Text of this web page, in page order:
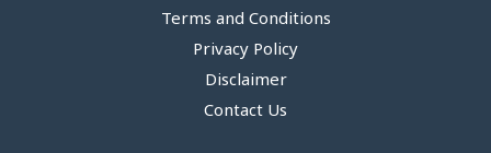
Terms and Conditions
Privacy Policy
Disclaimer
Contact Us